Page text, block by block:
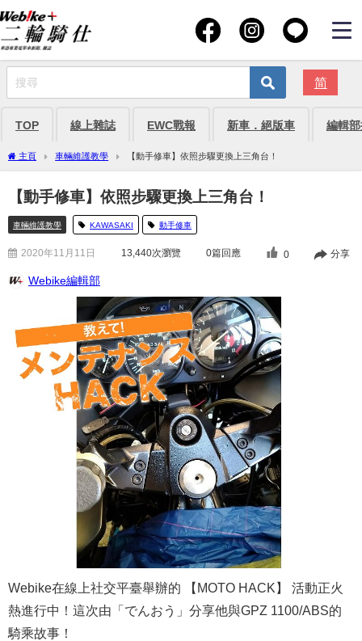
简
TOP 線上雜誌 EWC戰報 新車．絕版車 編輯
主頁 車輛維護教學 【動手修車】依照步驟更換上三角台！
【動手修車】依照步驟更換上三角台！
車輛維護教學 KAWASAKI 動手修車
2020年11月11日 13,440次瀏覽 0篇回應 0 分享
Webike編輯部
Webike在線上社交平臺舉辦的 【MOTO HACK】 活動正火
熱進行中！這次由「でんおう」分享他與GPZ 1100/ABS的
騎乘故事！